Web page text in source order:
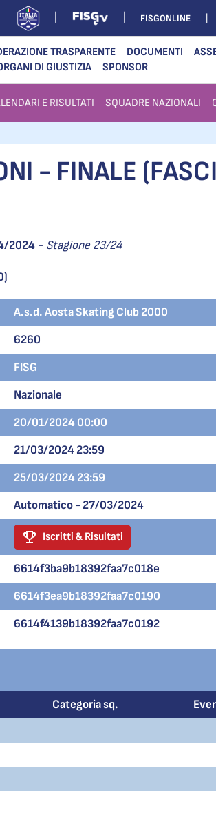
FISGONLINE
TRASPARENTE DOCUMENTI
DI GIUSTIZIA SPONSOR
E RISULTATI SQUADRE NAZIONALI
- FINALE
2024 - Stagione 23/24
A.s.d. Aosta Skating Club 2000
6260
FISG
Nazionale
20/01/2024 00:00
21/03/2024 23:59
25/03/2024 23:59
Automatico - 27/03/2024
Iscritti & Risultati
6614f3ba9b18392faa7c018e
6614f3ea9b18392faa7c0190
6614f4139b18392faa7c0192
Categoria sq.